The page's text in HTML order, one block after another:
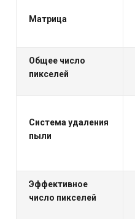
Матрица
Общее число
пикселей
Система удаления
пыли
Эффективное
число пикселей